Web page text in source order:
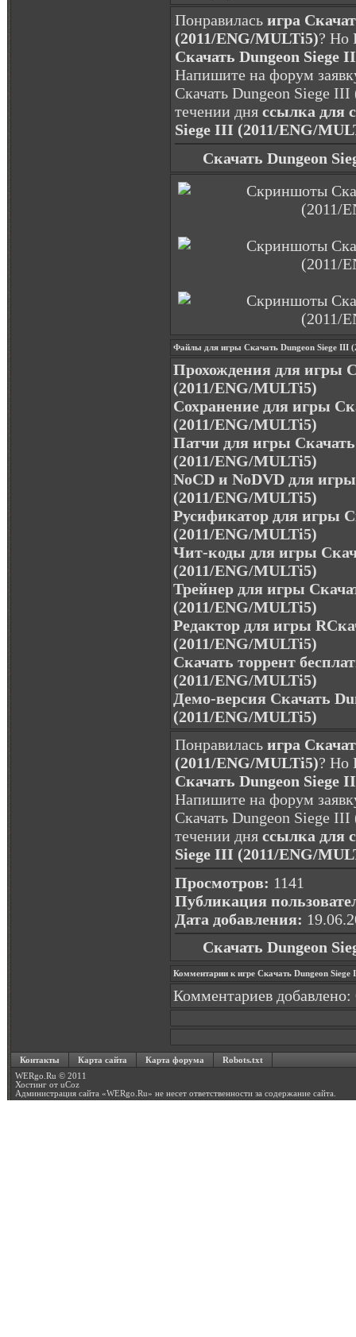
Понравилась игра
(2011/ENG/MULTi5)? Но
Скачать Dungeon Siege
Напишите на форум
Скачать Dungeon Siege
течении дня ссылка для
Siege III (2011/ENG/
Скачать Dungeon
Файлы для игры Скачать Dungeon Siege III
Прохождения для игры
(2011/ENG/MULTi5)
Сохранение для игры
(2011/ENG/MULTi5)
Патчи для игры
(2011/ENG/MULTi5)
NoCD и NoDVD для
(2011/ENG/MULTi5)
Русификатор для игры
(2011/ENG/MULTi5)
Чит-коды для игры
(2011/ENG/MULTi5)
Трейнер для игры
(2011/ENG/MULTi5)
Редактор для игры
(2011/ENG/MULTi5)
Скачать торрент
(2011/ENG/MULTi5)
Демо-версия Скачать
(2011/ENG/MULTi5)
Понравилась игра
(2011/ENG/MULTi5)? Но
Скачать Dungeon Siege
Напишите на форум
Скачать Dungeon Siege
течении дня ссылка для
Siege III (2011/ENG/
Просмотров: 1141
Публикация
Дата добавления:
Скачать Dungeon
Комментарии к игре Скачать Dungeon
Комментариев добавлено:
Контакты Карта сайта Карта форума Robots.txt
WERgo.Ru © 2011
Хостинг от uCoz
Администрация сайта «WERgo.Ru» не несет ответственности за содержание сайта.